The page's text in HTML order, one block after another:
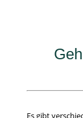
Es gibt